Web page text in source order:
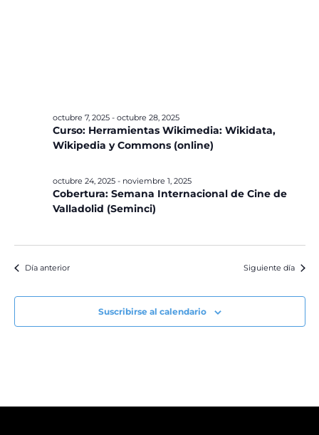
Curso: Herramientas Wikimedia: Wikidata,
Wikipedia y Commons (online)
octubre 7, 2025- octubre 28, 2025
Cobertura: Semana Internacional de Cine de
Valladolid (Seminci)
octubre 24, 2025- noviembre 1, 2025
Día anterior Siguiente día
Suscribirse al calendario